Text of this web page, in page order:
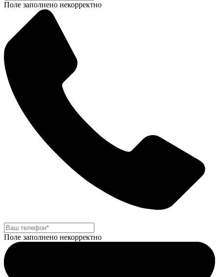
Поле заполнено некорректно
Поле заполнено некорректно